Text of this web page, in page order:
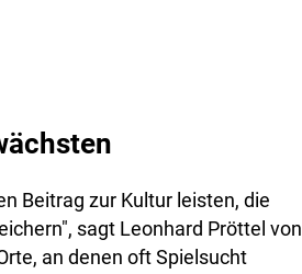
Beitrag zur Kultur leisten, die
sagt Leonhard Pröttel von
an denen oft Spielsucht